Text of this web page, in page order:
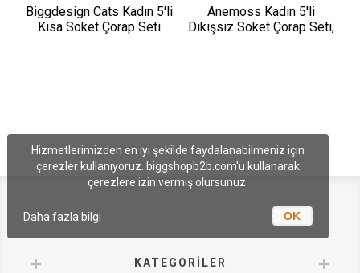
Biggdesign Cats Kadın 5'li
Kısa Soket Çorap Seti
Anemoss Kadın 5'li
Dikişsiz Soket Çorap Seti,
KATEGORILER
Hizmetlerimizden en iyi şekilde faydalanabilmeniz için
çerezler kullanıyoruz. biggshopb2b.com'u kullanarak
çerezlere izin vermiş olursunuz.
OK
Daha fazla bilgi